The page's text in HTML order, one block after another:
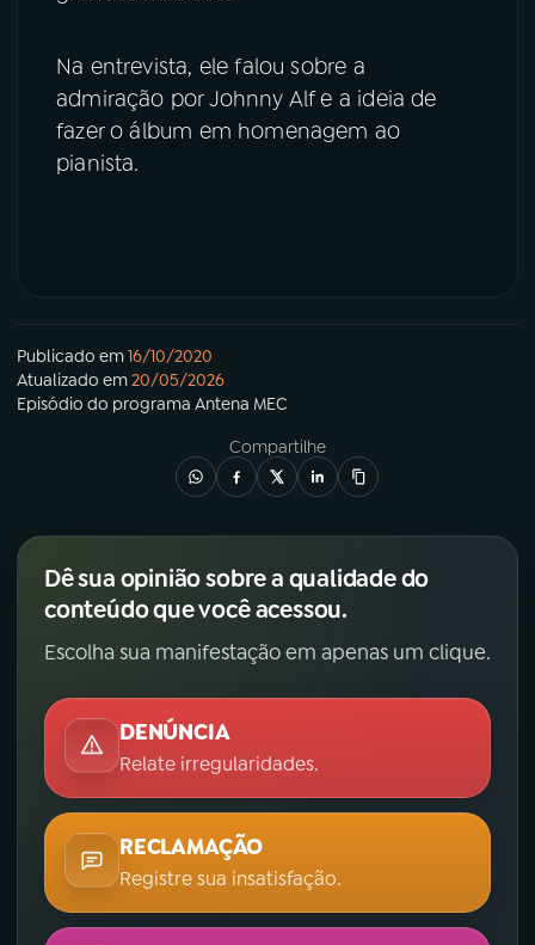
Na entrevista, ele falou sobre a
admiração por Johnny Alf e a ideia de
fazer o álbum em homenagem ao
pianista.
Publicado em16/10/2020
Atualizado em20/05/2026
Episódio do programa Antena MEC
Compartilhe
Dê sua opinião sobre a qualidade do
conteúdo que você acessou.
Escolha sua manifestação em apenas um clique.
DENÚNCIA
Relate irregularidades.
RECLAMAÇÃO
Registre sua insatisfação.